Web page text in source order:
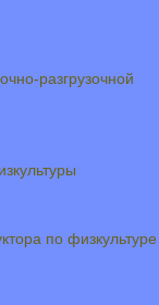
разгрузочной
по физкультуре